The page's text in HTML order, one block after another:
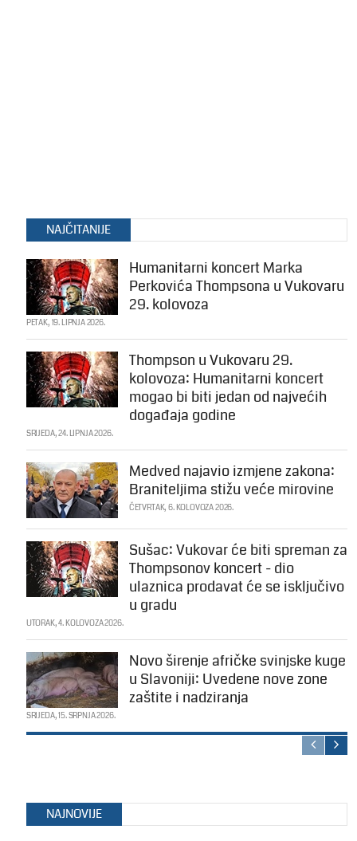
NAJČITANIJE
Humanitarni koncert Marka
Perkovića Thompsona u Vukovaru
29. kolovoza
PETAK, 19. LIPNJA 2026.
Thompson u Vukovaru 29.
kolovoza: Humanitarni koncert
mogao bi biti jedan od najvećih
događaja godine
SRIJEDA, 24. LIPNJA 2026.
Medved najavio izmjene zakona:
Braniteljima stižu veće mirovine
ČETVRTAK, 6. KOLOVOZA 2026.
Sušac: Vukovar će biti spreman za
Thompsonov koncert - dio
ulaznica prodavat će se isključivo
u gradu
UTORAK, 4. KOLOVOZA 2026.
Novo širenje afričke svinjske kuge
u Slavoniji: Uvedene nove zone
zaštite i nadziranja
SRIJEDA, 15. SRPNJA 2026.
NAJNOVIJE